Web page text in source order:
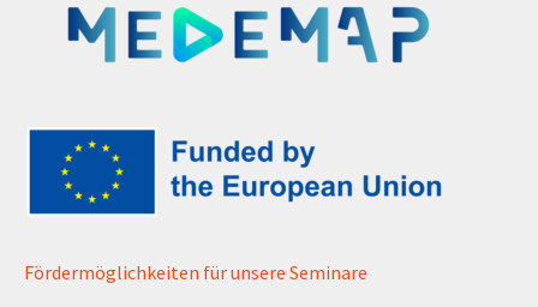
Fördermöglichkeiten für unsere Seminare